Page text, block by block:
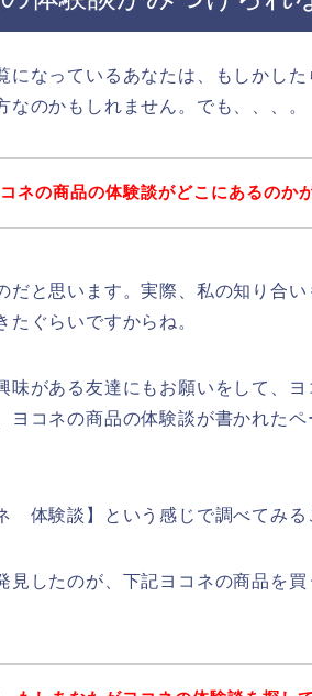
になっているあなたは、もしかし
なのかもしれません。でも、、、。
ネの商品の体験談がどこにあるのか
だと思います。実際、私の知り合
たぐらいですからね。
味がある友達にもお願いをして、
ヨコネの商品の体験談が書かれた
体験談】という感じで調べてみる
見したのが、下記ヨコネの商品を